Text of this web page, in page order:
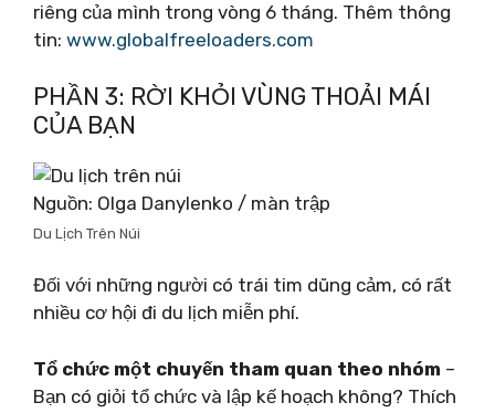
riêng của mình trong vòng 6 tháng. Thêm thông
tin: www.globalfreeloaders.com
PHẦN 3: RỜI KHỎI VÙNG THOẢI MÁI
CỦA BẠN
Nguồn: Olga Danylenko / màn trập
Du Lịch Trên Núi
Đối với những người có trái tim dũng cảm, có rất
nhiều cơ hội đi du lịch miễn phí.
Tổ chức một chuyến tham quan theo nhóm –
Bạn có giỏi tổ chức và lập kế hoạch không? Thích